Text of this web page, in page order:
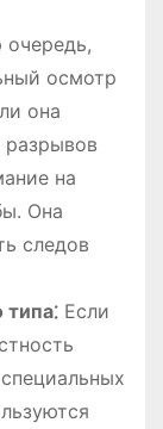
осмотр
она
на
Она
следов
Если